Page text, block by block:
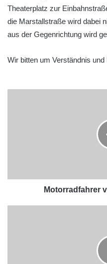
Theaterplatz zur
die Marstallstraße wird dabei
aus der Gegenrichtung wird
Wir bitten um Verständnis und
Motorradfahrer